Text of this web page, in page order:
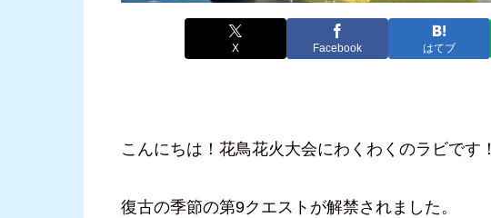
X Facebook はてブ
こんにちは！花鳥花火大会にわくわくのラビです！
復古の季節の第9クエストが解禁されました。